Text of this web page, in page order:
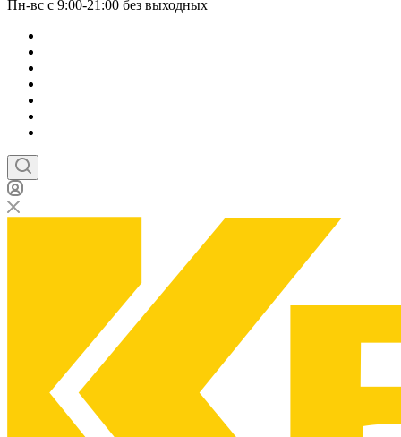
Пн-вс с 9:00-21:00 без выходных